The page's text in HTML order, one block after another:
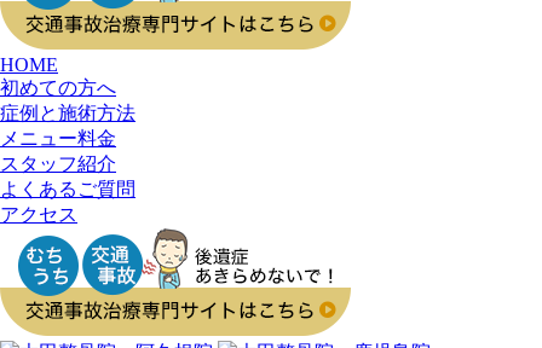
HOME
初めての方へ
症例と施術方法
メニュー料金
スタッフ紹介
よくあるご質問
アクセス